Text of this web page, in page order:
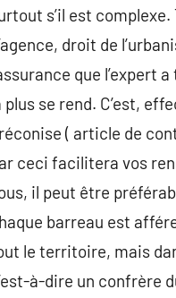
s’il est
droit de
que
plus se rend. C’est,
( article de
ceci facilitera vos
il peut être
barreau est
le territoire, mais
à-dire un confrère